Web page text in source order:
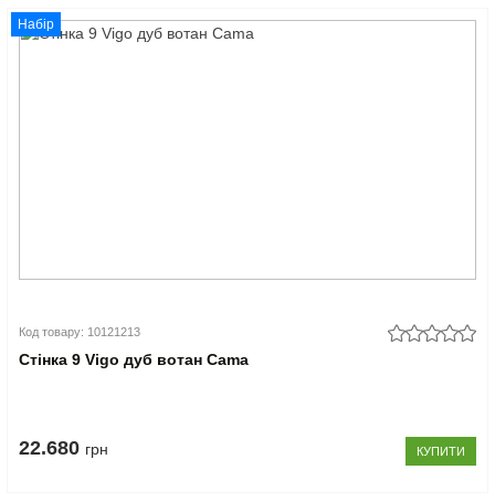
Набір
Код товару: 10121213
Стінка 9 Vigo дуб вотан Cama
22.680 грн КУПИТИ